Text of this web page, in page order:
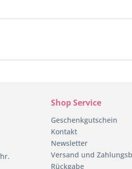
Shop Service
Geschenkgutschein
Kontakt
Newsletter
Versand und
Rückgabe